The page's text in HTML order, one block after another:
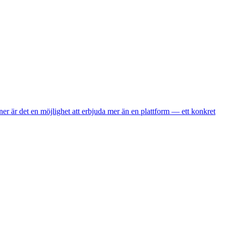
är det en möjlighet att erbjuda mer än en plattform — ett konkret